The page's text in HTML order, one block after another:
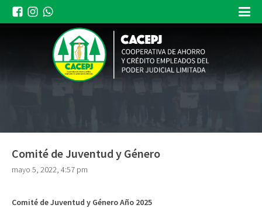
Comité de Juventud y Género
mayo 5, 2022, 4:57 pm
Comité de Juventud y Género Año 2025